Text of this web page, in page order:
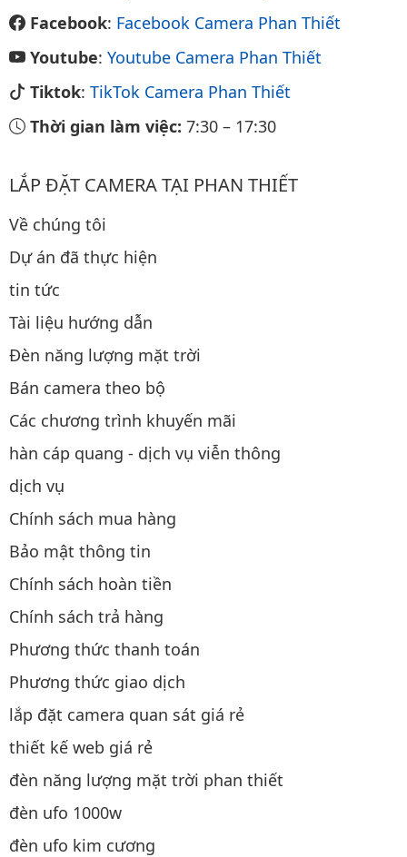
Facebook: Facebook Camera Phan Thiết
Youtube: Youtube Camera Phan Thiết
Tiktok: TikTok Camera Phan Thiết
Thời gian làm việc: 7:30 – 17:30
LẮP ĐẶT CAMERA TẠI PHAN THIẾT
Về chúng tôi
Dự án đã thực hiện
tin tức
Tài liệu hướng dẫn
Đèn năng lượng mặt trời
Bán camera theo bộ
Các chương trình khuyến mãi
hàn cáp quang - dịch vụ viễn thông
dịch vụ
Chính sách mua hàng
Bảo mật thông tin
Chính sách hoàn tiền
Chính sách trả hàng
Phương thức thanh toán
Phương thức giao dịch
lắp đặt camera quan sát giá rẻ
thiết kế web giá rẻ
đèn năng lượng mặt trời phan thiết
đèn ufo 1000w
đèn ufo kim cương